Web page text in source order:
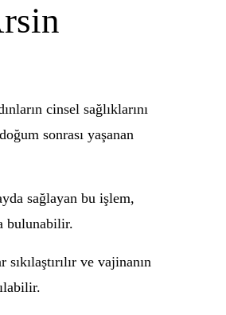
cinsel sağlıklarını
sonrası yaşanan
sağlayan bu işlem,
bulunabilir.
ve vajinanın